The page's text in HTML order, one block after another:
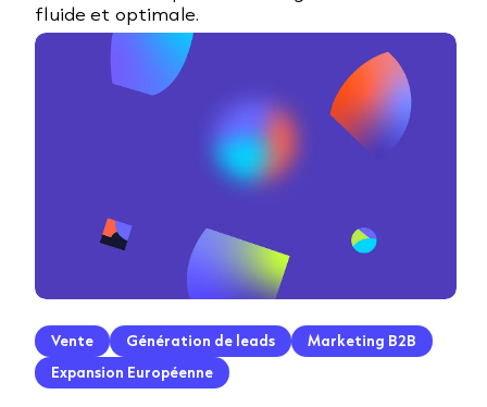
fluide et optimale.
Vente Génération de leads
Marketing B2B
Expansion Européenne